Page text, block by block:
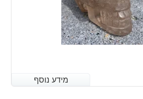
מידע נוסף
מידע נוסף